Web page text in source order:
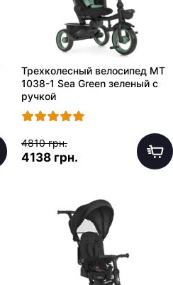
Трехколесный велосипед MT
1038-1 Sea Green зеленый с
ручкой
4810 грн.
4138 грн.